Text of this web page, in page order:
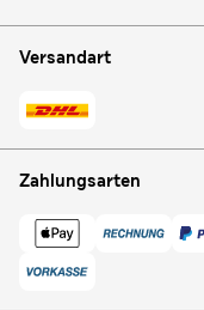
Versandart
Zahlungsarten